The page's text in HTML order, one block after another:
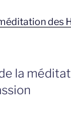
des
la